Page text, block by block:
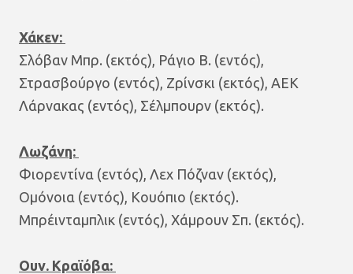
Χάκεν:
Σλόβαν Μπρ. (εκτός), Ράγιο Β. (εντός),
Στρασβούργο (εντός), Ζρίνσκι (εκτός), ΑΕΚ
Λάρνακας (εντός), Σέλμπουρν (εκτός).
Λωζάνη:
Φιορεντίνα (εντός), Λεχ Πόζναν (εκτός),
Ομόνοια (εντός), Κουόπιο (εκτός).
Μπρέινταμπλικ (εντός), Χάμρουν Σπ. (εκτός).
Ουν. Κραϊόβα: